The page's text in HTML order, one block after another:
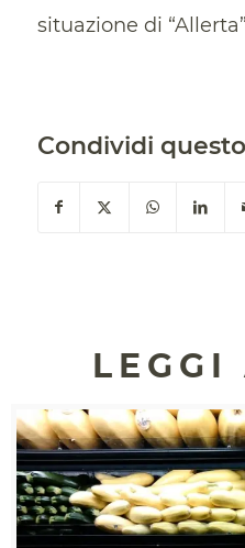
situazione di
Condividi
LEGGI